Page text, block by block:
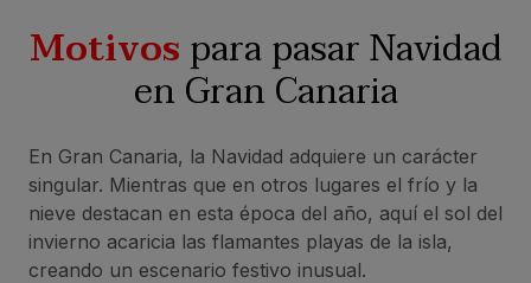
Motivospara pasar Navidad
en Gran Canaria
En Gran Canaria, la Navidad adquiere un carácter
singular. Mientras que en otros lugares el frío y la
nieve destacan en esta época del año, aquí el sol del
invierno acaricia las flamantes playas de la isla,
creando un escenario festivo inusual.